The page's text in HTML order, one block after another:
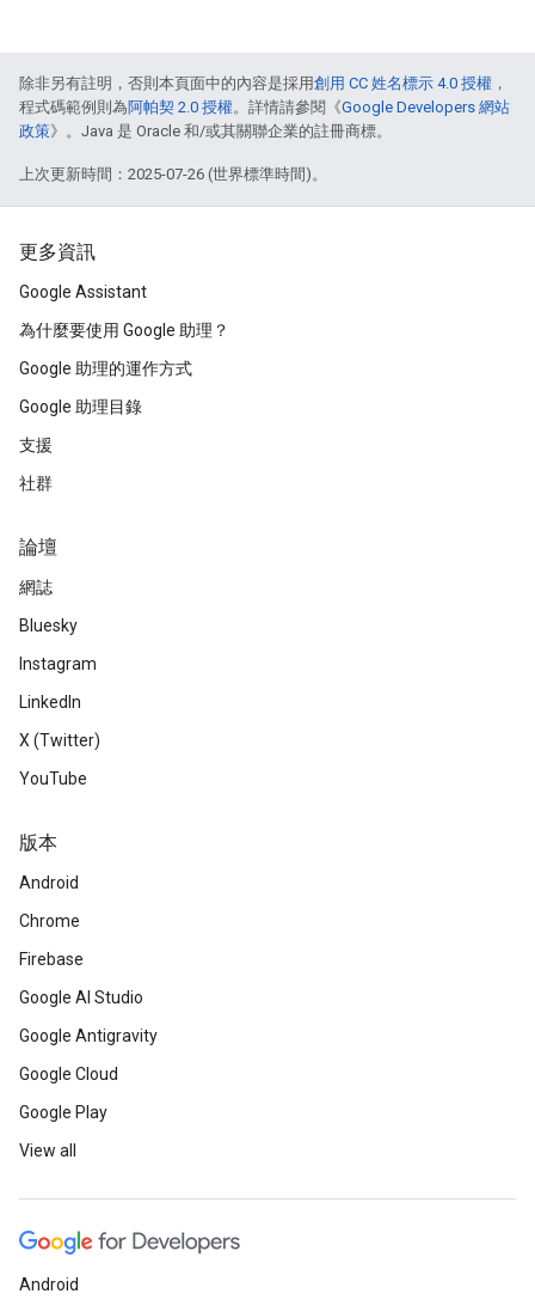
除非另有註明，否則本頁面中的內容是採用創用 CC 姓名標示 4.0 授權 ，
程式碼範例則為阿帕契 2.0 授權。詳情請參閱《Google Developers 網站
政策》。Java 是 Oracle 和/或其關聯企業的註冊商標。
上次更新時間：2025-07-26 (世界標準時間)。
更多資訊
Google Assistant
為什麼要使用 Google 助理？
Google 助理的運作方式
Google 助理目錄
支援
社群
論壇
網誌
Bluesky
Instagram
LinkedIn
X (Twitter)
YouTube
版本
Android
Chrome
Firebase
Google AI Studio
Google Antigravity
Google Cloud
Google Play
View all
Android